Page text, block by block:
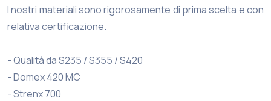
I nostri materiali sono rigorosamente di prima scelta e con
relativa certificazione.
- Qualità da S235 / S355 / S420
- Domex 420 MC
- Strenx 700